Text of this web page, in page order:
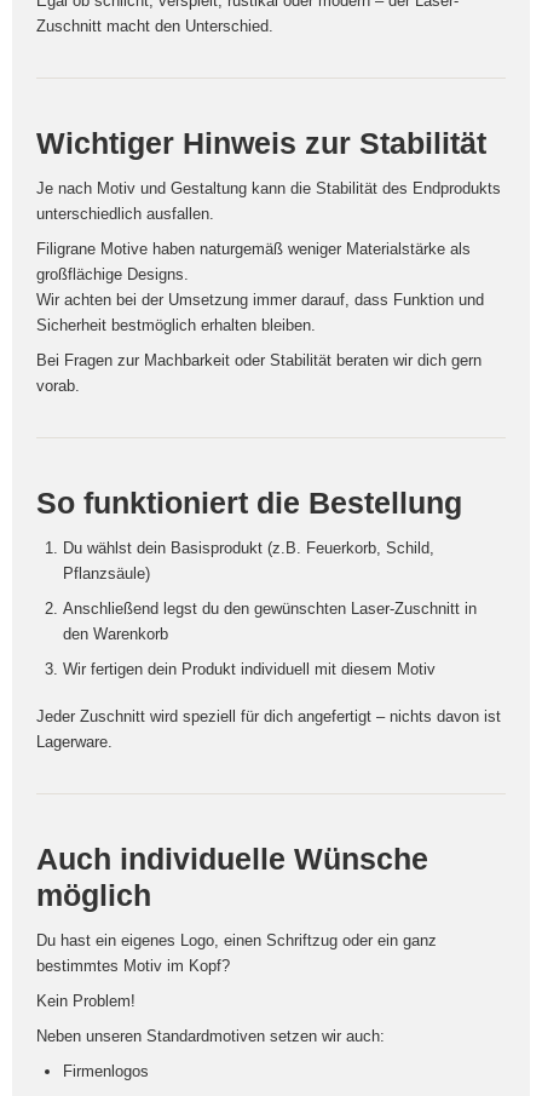
Zuschnitt macht den Unterschied.
Wichtiger Hinweis zur Stabilität
Je nach Motiv und Gestaltung kann die Stabilität des Endprodukts
unterschiedlich ausfallen.
Filigrane Motive haben naturgemäß weniger Materialstärke als
großflächige Designs.
Wir achten bei der Umsetzung immer darauf, dass Funktion und
Sicherheit bestmöglich erhalten bleiben.
Bei Fragen zur Machbarkeit oder Stabilität beraten wir dich gern
vorab.
So funktioniert die Bestellung
Du wählst dein Basisprodukt (z.B. Feuerkorb, Schild,
Pflanzsäule)
Anschließend legst du den gewünschten Laser-Zuschnitt in
den Warenkorb
Wir fertigen dein Produkt individuell mit diesem Motiv
Jeder Zuschnitt wird speziell für dich angefertigt – nichts davon ist
Lagerware.
Auch individuelle Wünsche
möglich
Du hast ein eigenes Logo, einen Schriftzug oder ein ganz
bestimmtes Motiv im Kopf?
Kein Problem!
Neben unseren Standardmotiven setzen wir auch:
Firmenlogos